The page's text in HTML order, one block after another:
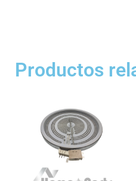
Productos